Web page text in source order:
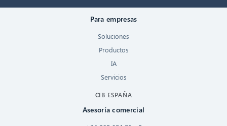
Para empresas
Soluciones
Productos
IA
Servicios
CIB ESPAÑA
Asesoría comercial